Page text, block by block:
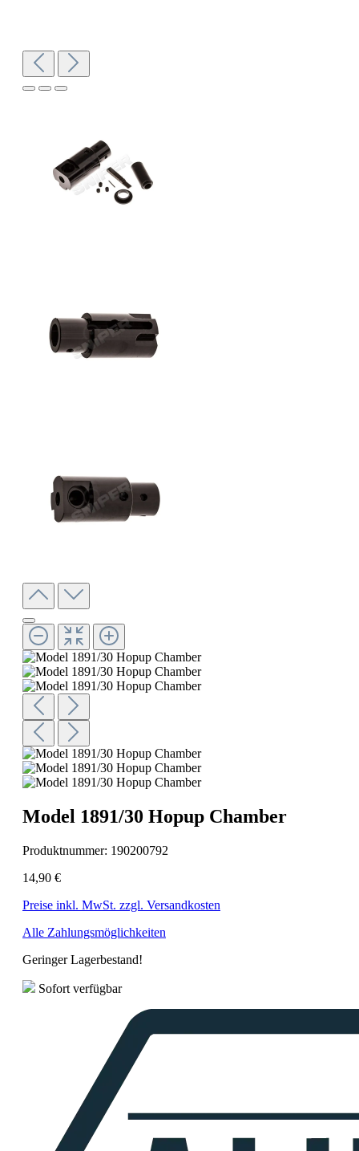
Model 1891/30 Hopup Chamber
Produktnummer: 190200792
14,90 €
Preise inkl. MwSt. zzgl. Versandkosten
Alle Zahlungsmöglichkeiten
Geringer Lagerbestand!
Sofort verfügbar